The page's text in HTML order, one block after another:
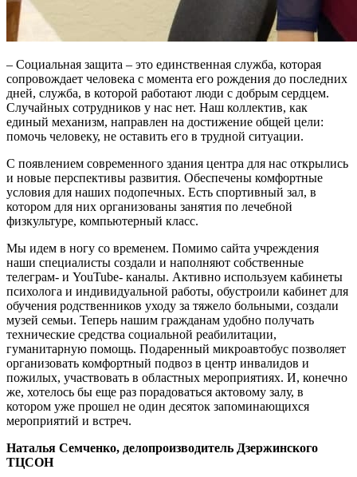
– Социальная защита – это единственная служба, которая
сопровождает человека с момента его рождения до последних
дней, служба, в которой работают люди с добрым сердцем.
Случайных сотрудников у нас нет. Наш коллектив, как
единый механизм, направлен на достижение общей цели:
помочь человеку, не оставить его в трудной ситуации.
С появлением современного здания центра для нас открылись
и новые перспективы развития. Обеспечены комфортные
условия для наших подопечных. Есть спортивный зал, в
котором для них организованы занятия по лечебной
физкультуре, компьютерный класс.
Мы идем в ногу со временем. Помимо сайта учреждения
наши специалисты создали и наполняют собственные
телеграм- и YouTube- каналы. Активно используем кабинеты
психолога и индивидуальной работы, обустроили кабинет для
обучения родственников уходу за тяжело больными, создали
музей семьи. Теперь нашим гражданам удобно получать
технические средства социальной реабилитации,
гуманитарную помощь. Подаренный микроавтобус позволяет
организовать комфортный подвоз в центр инвалидов и
пожилых, участвовать в областных мероприятиях. И, конечно
же, хотелось бы еще раз порадоваться актовому залу, в
котором уже прошел не один десяток запоминающихся
мероприятий и встреч.
Наталья Семченко, делопроизводитель Дзержинского
ТЦСОН